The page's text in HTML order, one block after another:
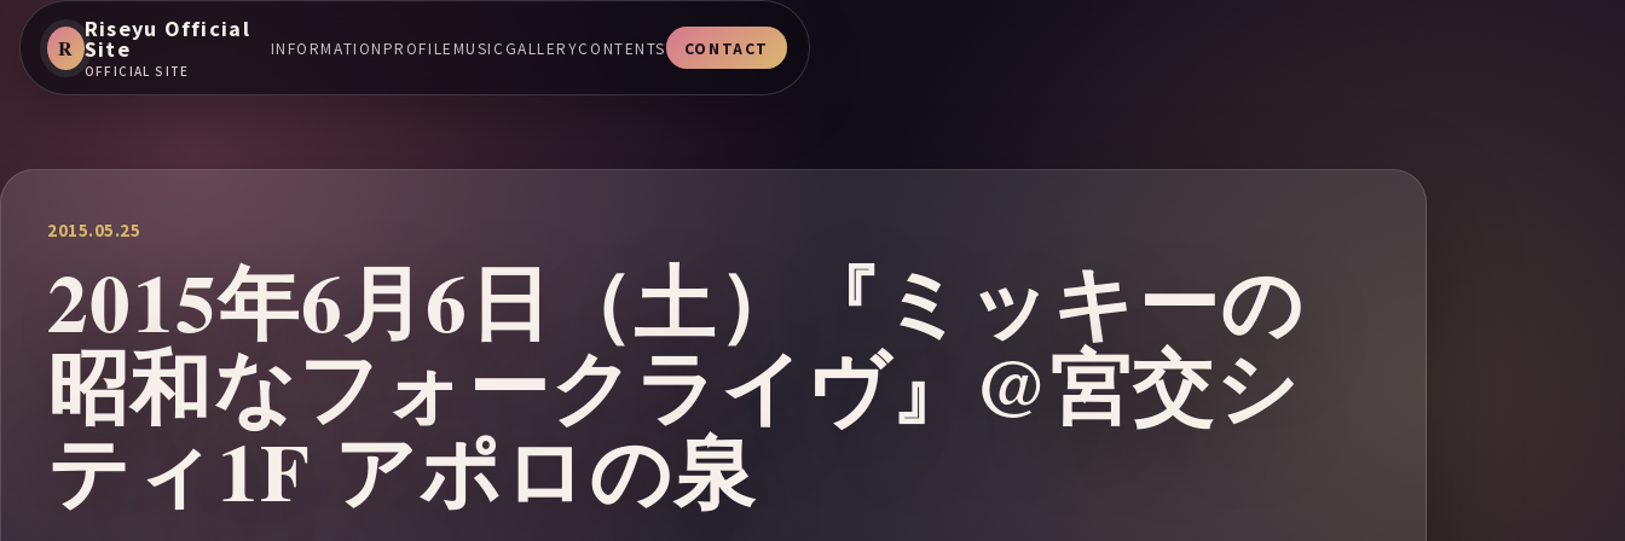
R
Riseyu Official
Site
OFFICIAL SITE
INFORMATIONPROFILEMUSIC GALLERYCONTENTS CONTACT
2015.05.25
2015年6月6日（土）『ミッキーの
昭和なフォークライヴ』@宮交シ
ティ1F アポロの泉